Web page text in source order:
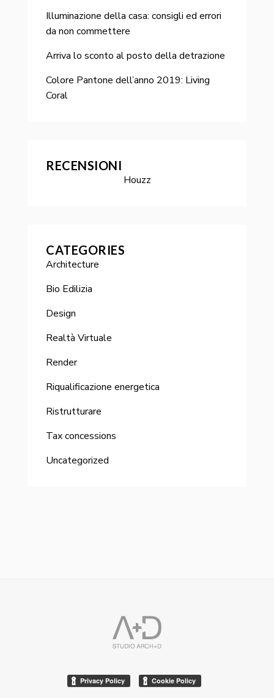
Illuminazione della casa: consigli ed errori
da non commettere
Arriva lo sconto al posto della detrazione
Colore Pantone dell’anno 2019: Living
Coral
RECENSIONI
Houzz
CATEGORIES
Architecture
Bio Edilizia
Design
Realtà Virtuale
Render
Riqualificazione energetica
Ristrutturare
Tax concessions
Uncategorized